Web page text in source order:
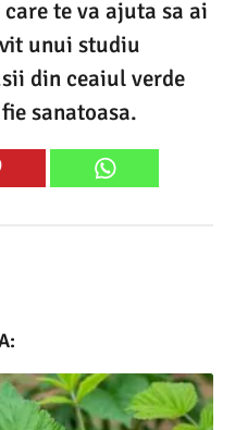
te va ajuta sa ai
unui studiu
din ceaiul verde
sanatoasa.